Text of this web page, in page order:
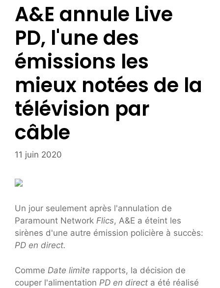
A&E annule Live
PD, l'une des
émissions les
mieux notées de la
télévision par
câble
11 juin 2020
Un jour seulement après l'annulation de
Paramount Network Flics, A&E a éteint les
sirènes d'une autre émission policière à succès:
PD en direct.
Comme Date limite rapports, la décision de
couper l'alimentation PD en direct a été réalisé